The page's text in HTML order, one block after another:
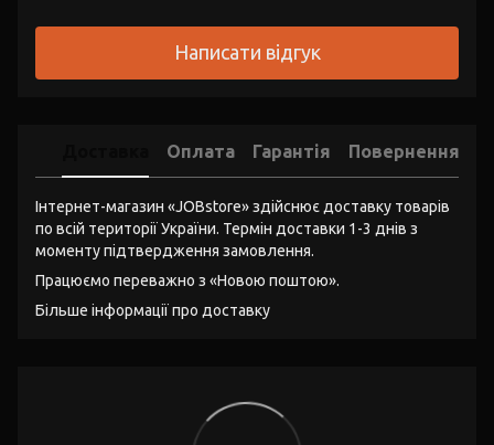
Написати відгук
Оплата Гарантія Повернення
Інтернет-магазин «JOBstore» здійснює доставку товарів
по всій території України. Термін доставки 1-3 днів з
моменту підтвердження замовлення.
Працюємо переважно з «Новою поштою».
Більше інформації про доставку